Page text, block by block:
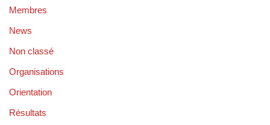
Membres
News
Non classé
Organisations
Orientation
Résultats